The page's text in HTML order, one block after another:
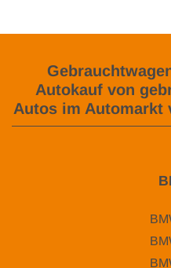
Autokauf von
Autos im Automarkt